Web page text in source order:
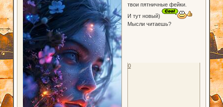
твои пятничные фейки.
И тут новый)
Мысли читаешь?
0